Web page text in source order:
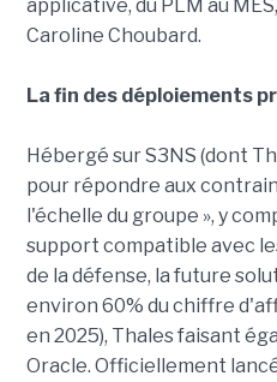
applicative, du PLM au
Caroline Choubard.
La fin des déploiements
Hébergé sur S3NS (dont
pour répondre aux
l'échelle du groupe », y
support compatible avec
de la défense, la future
environ 60% du chiffre
en 2025), Thales faisant
Oracle. Officiellement